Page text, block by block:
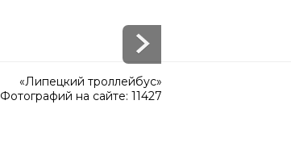
«Липецкий троллейбус»
Фотографий на сайте: 11427